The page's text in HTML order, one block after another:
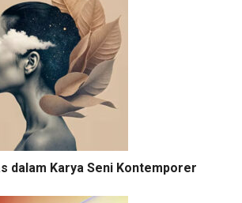
dalam Karya Seni Kontemporer